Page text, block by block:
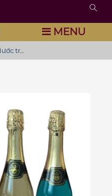
MENU
Nước trái cây Celebracion các loại